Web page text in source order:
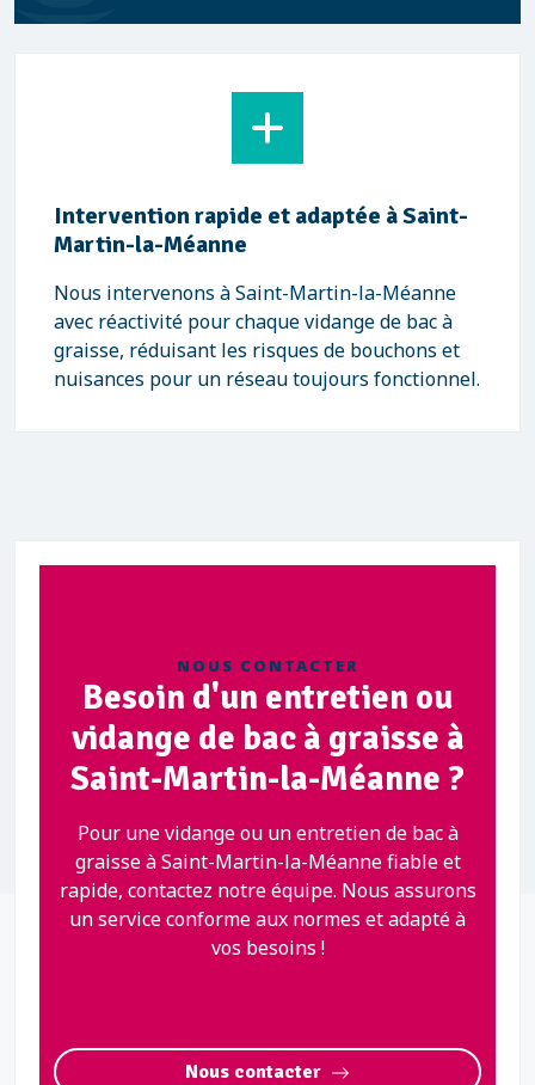
Intervention rapide et adaptée à Saint-
Martin-la-Méanne
Nous intervenons à Saint-Martin-la-Méanne
avec réactivité pour chaque vidange de bac à
graisse, réduisant les risques de bouchons et
nuisances pour un réseau toujours fonctionnel.
NOUS CONTACTER
Besoin d'un entretien ou
vidange de bac à graisse à
Saint-Martin-la-Méanne ?
Pour une vidange ou un entretien de bac à
graisse à Saint-Martin-la-Méanne fiable et
rapide, contactez notre équipe. Nous assurons
un service conforme aux normes et adapté à
vos besoins !
Nous contacter